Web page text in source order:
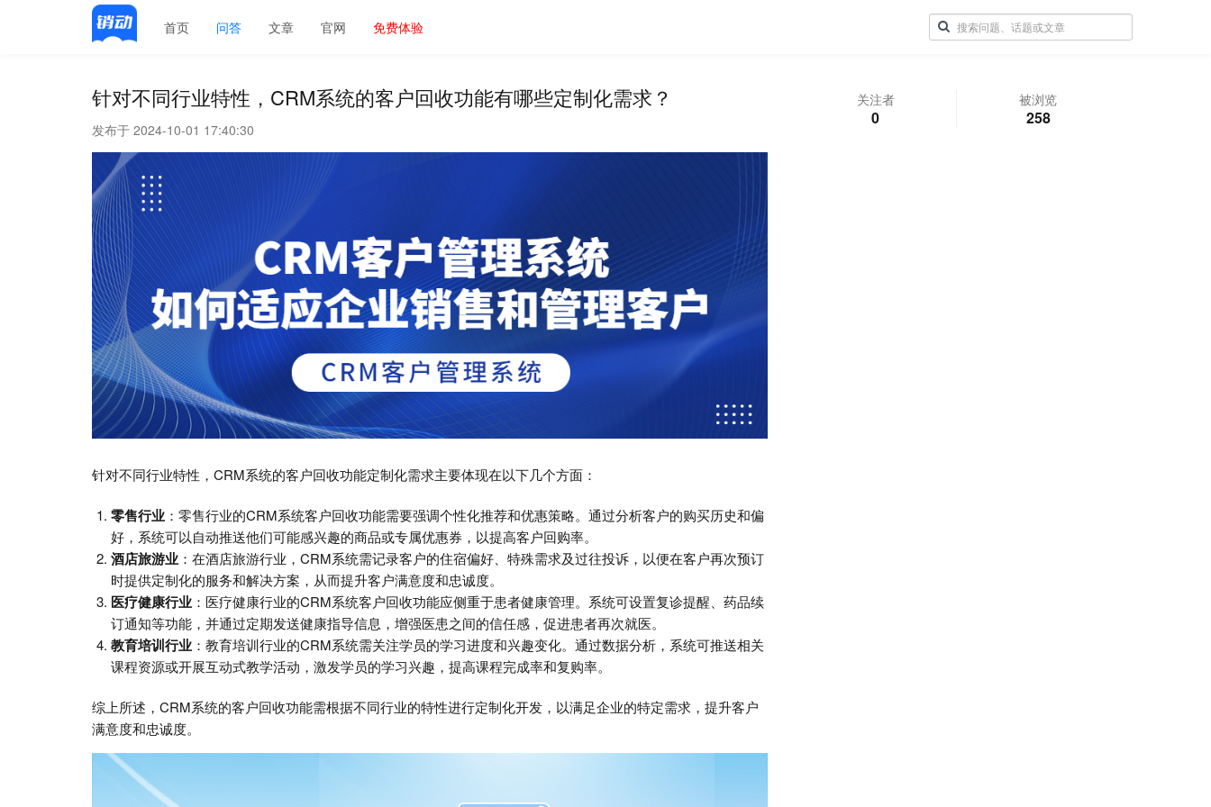
首页 问答 文章 官网 免费体验
针对不同行业特性，CRM系统的客户回收功能有哪些定制化需求？
发布于 2024-10-01 17:40:30
针对不同行业特性，CRM系统的客户回收功能定制化需求主要体现在以下几个方面：
零售行业 ：零售行业的CRM系统客户回收功能需要强调个性化推荐和优惠策略。通过分析客户的购买历史和偏
好，系统可以自动推送他们可能感兴趣的商品或专属优惠券，以提高客户回购率。
酒店旅游业 ：在酒店旅游行业，CRM系统需记录客户的住宿偏好、特殊需求及过往投诉，以便在客户再次预订
时提供定制化的服务和解决方案，从而提升客户满意度和忠诚度。
医疗健康行业 ：医疗健康行业的CRM系统客户回收功能应侧重于患者健康管理。系统可设置复诊提醒、药品续
订通知等功能，并通过定期发送健康指导信息，增强医患之间的信任感，促进患者再次就医。
教育培训行业 ：教育培训行业的CRM系统需关注学员的学习进度和兴趣变化。通过数据分析，系统可推送相关
课程资源或开展互动式教学活动，激发学员的学习兴趣，提高课程完成率和复购率。
综上所述，CRM系统的客户回收功能需根据不同行业的特性进行定制化开发，以满足企业的特定需求，提升客户
满意度和忠诚度。
关注者
0
被浏览
258